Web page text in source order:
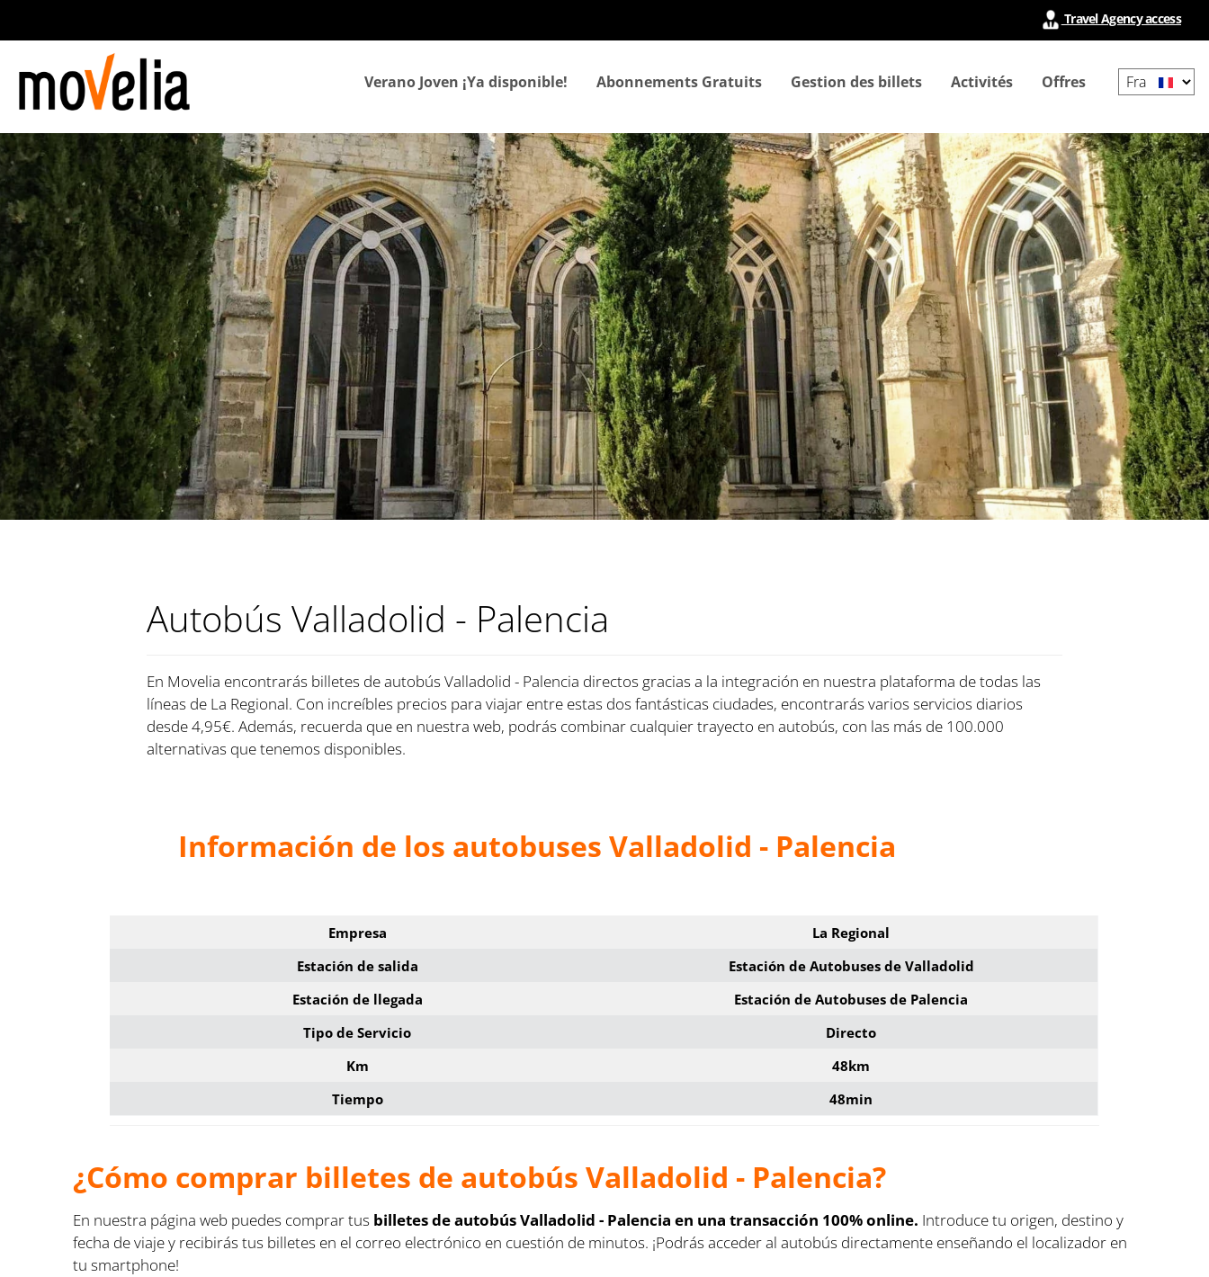
principal
Travel Agency access
NavegaciónVerano Joven ¡Ya disponible! Abonnements Gratuits Gestion des billets Activités Offres
your
Autobús Valladolid - Palencia
En Movelia encontrarás billetes de autobús Valladolid - Palencia directos gracias a la integración en nuestra plataforma de todas las
líneas de La Regional. Con increíbles precios para viajar entre estas dos fantásticas ciudades, encontrarás varios servicios diarios
desde 4,95€. Además, recuerda que en nuestra web, podrás combinar cualquier trayecto en autobús, con las más de 100.000
alternativas que tenemos disponibles.
Información de los autobuses Valladolid - Palencia
Empresa
La Regional
Estación de salida
Estación de Autobuses de Valladolid
Estación de llegada
Estación de Autobuses de Palencia
Tipo de Servicio
Directo
Km
48km
Tiempo
48min
¿Cómo comprar billetes de autobús Valladolid - Palencia?
En nuestra página web puedes comprar tus billetes de autobús Valladolid - Palencia en una transacción 100% online. Introduce tu origen, destino y
fecha de viaje y recibirás tus billetes en el correo electrónico en cuestión de minutos. ¡Podrás acceder al autobús directamente enseñando el localizador en
tu smartphone!